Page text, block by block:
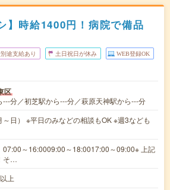
】時給1400円！病院で備品
途支給あり 土日祝日が休み WEB登録OK
区
---分／初芝駅から---分／萩原天神駅から---分
～日） ※平日のみなどの相談もOK ※週3なども
07:00～16:0009:00～18:0017:00～09:00※ 上記
そ…
上